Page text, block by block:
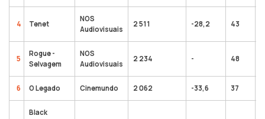
4 Tenet
NOS
Audiovisuais
2 511 -28,2 43
5
Rogue -
Selvagem
NOS
Audiovisuais
2 234 - 48
6 O Legado Cinemundo 2 062 -33,6 37
Black